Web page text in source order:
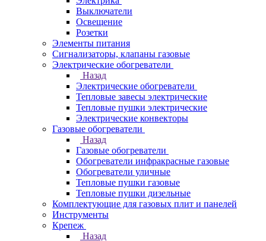
Выключатели
Освещение
Розетки
Элементы питания
Сигнализаторы, клапаны газовые
Электрические обогреватели
Назад
Электрические обогреватели
Тепловые завесы электрические
Тепловые пушки электрические
Электрические конвекторы
Газовые обогреватели
Назад
Газовые обогреватели
Обогреватели инфракрасные газовые
Обогреватели уличные
Тепловые пушки газовые
Тепловые пушки дизельные
Комплектующие для газовых плит и панелей
Инструменты
Крепеж
Назад